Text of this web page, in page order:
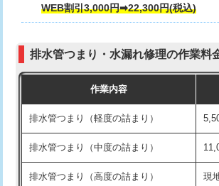
モルタル補修（厚さ10㎝超え）
追加人工
現
※給水管工事は20mmまでの価格です。
交換・取付(排水栓・排水トラップ
交換・取付（その他部品）
持込商品取付（単水栓）
持込商品取付（混合水栓）
持込商品取付（浄水器・分岐水栓）
給水管工事※（ホール加工)
WEB割引3,000円➡22,300円(税込)
排水管つまり・水漏れ修理の作業料
作業内容
排水管つまり（軽度の詰まり）
排水管つまり（中度の詰まり）
排水管つまり（高度の詰まり） 現